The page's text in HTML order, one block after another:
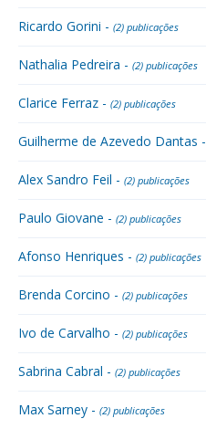
Ricardo Gorini - (2) publicações
Nathalia Pedreira - (2) publicações
Clarice Ferraz - (2) publicações
Guilherme de Azevedo Dantas -
Alex Sandro Feil - (2) publicações
Paulo Giovane - (2) publicações
Afonso Henriques - (2) publicações
Brenda Corcino - (2) publicações
Ivo de Carvalho - (2) publicações
Sabrina Cabral - (2) publicações
Max Sarney - (2) publicações